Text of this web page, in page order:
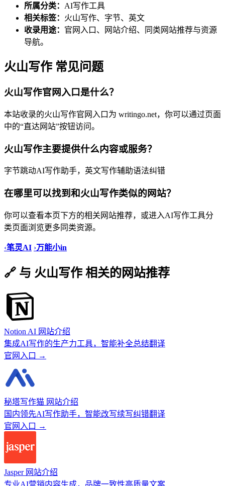
所属分类： AI写作工具
相关标签： 火山写作、字节、英文
收录用途： 官网入口、网站介绍、同类网站推荐与资源
导航。
火山写作 常见问题
火山写作官网入口是什么？
本站收录的火山写作官网入口为 writingo.net，你可以通过页面
中的“直达网站”按钮访问。
火山写作主要提供什么内容或服务？
字节跳动AI写作助手，英文写作辅助语法纠错
在哪里可以找到和火山写作类似的网站？
你可以查看本页下方的相关网站推荐，或进入AI写作工具分
类页面浏览更多同类资源。
‹笔灵AI ›万能小in
🔗 与 火山写作 相关的网站推荐
Notion AI 网站介绍
集成AI写作的生产力工具，智能补全总结翻译
官网入口 →
秘塔写作猫 网站介绍
国内领先AI写作助手，智能改写续写纠错翻译
官网入口 →
Jasper 网站介绍
专业AI营销内容生成，品牌一致性高质量文案